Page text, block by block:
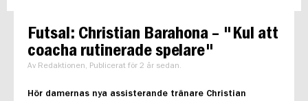
Futsal: Christian Barahona – "Kul att
coacha rutinerade spelare"
Av Redaktionen, Publicerat för 2 år sedan.
Hör damernas nya assisterande tränare Christian